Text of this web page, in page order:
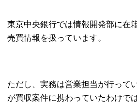
東京中央銀行では情報開発部に在
売買情報を扱っています。
ただし、実務は営業担当が行って
が買収案件に携わっていたわけで